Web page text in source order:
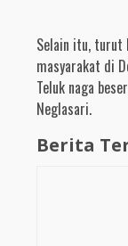
Selain itu, turut
masyarakat di
Teluk naga
Neglasari.
Berita